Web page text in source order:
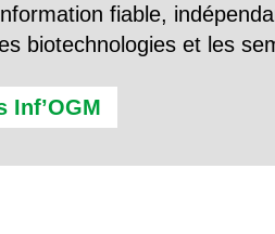
fiable,
biotechnologies et les
Inf’OGM